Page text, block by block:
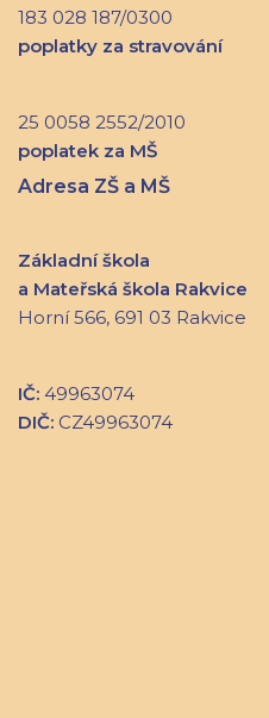
183 028 187/0300
poplatky za stravování
25 0058 2552/2010
poplatek za MŠ
Adresa ZŠ a MŠ
Základní škola
a Mateřská škola Rakvice
Horní 566, 691 03 Rakvice
IČ: 49963074
DIČ: CZ49963074